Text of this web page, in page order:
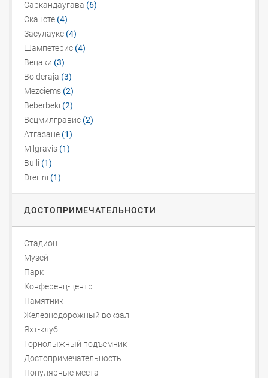
Саркандаугава (6)
Скансте (4)
Засулаукс (4)
Шампетерис (4)
Вецаки (3)
Bolderaja (3)
Mezciems (2)
Beberbeki (2)
Вецмилгравис (2)
Атгазане (1)
Milgravis (1)
Bulli (1)
Dreilini (1)
ДОСТОПРИМЕЧАТЕЛЬНОСТИ
Стадион
Музей
Парк
Конференц-центр
Памятник
Железнодорожный вокзал
Яхт-клуб
Горнолыжный подъемник
Достопримечательность
Популярные места